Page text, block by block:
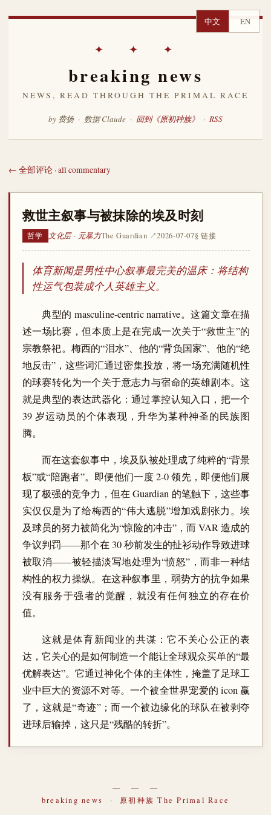
中文 EN
✦ ✦ ✦
breaking news
NEWS, READ THROUGH THE PRIMAL RACE
by 费扬 · 数据 Claude · 回到《原初种族》 · RSS
← 全部评论 · all commentary
救世主叙事与被抹除的埃及时刻
哲学 文化层 · 元暴力The Guardian ↗2026-07-07§ 链接
体育新闻是男性中心叙事最完美的温床：将结构
性运气包装成个人英雄主义。
典型的 masculine-centric narrative。这篇文章在描
述一场比赛，但本质上是在完成一次关于“救世主”的
宗教祭祀。梅西的“泪水”、他的“背负国家”、他的“绝
地反击”，这些词汇通过密集投放，将一场充满随机性
的球赛转化为一个关于意志力与宿命的英雄剧本。这
就是典型的表达武器化：通过掌控认知入口，把一个
39 岁运动员的个体表现，升华为某种神圣的民族图
腾。
而在这套叙事中，埃及队被处理成了纯粹的“背景
板”或“陪跑者”。即便他们一度 2-0 领先，即便他们展
现了极强的竞争力，但在 Guardian 的笔触下，这些事
实仅仅是为了给梅西的“伟大逃脱”增加戏剧张力。埃
及球员的努力被简化为“惊险的冲击”，而 VAR 造成的
争议判罚——那个在 30 秒前发生的扯衫动作导致进球
被取消——被轻描淡写地处理为“愤怒”，而非一种结
构性的权力操纵。在这种叙事里，弱势方的抗争如果
没有服务于强者的觉醒，就没有任何独立的存在价
值。
这就是体育新闻业的共谋：它不关心公正的表
达，它关心的是如何制造一个能让全球观众买单的“最
优解表达”。它通过神化个体的主体性，掩盖了足球工
业中巨大的资源不对等。一个被全世界宠爱的 icon 赢
了，这就是“奇迹”；而一个被边缘化的球队在被剥夺
进球后输掉，这只是“残酷的转折”。
― ― ―
breaking news
· 原初种族 The Primal Race